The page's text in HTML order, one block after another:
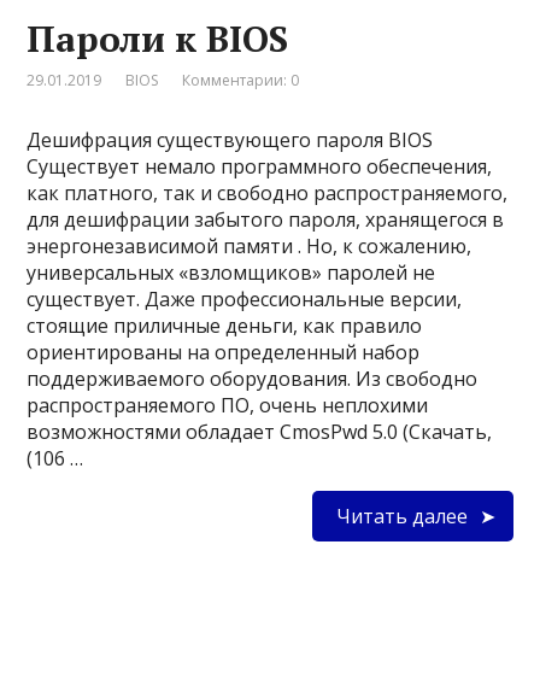
Пароли к BIOS
29.01.2019 BIOS Комментарии: 0
Дешифрация существующего пароля BIOS
Существует немало программного обеспечения,
как платного, так и свободно распространяемого,
для дешифрации забытого пароля, хранящегося в
энергонезависимой памяти . Но, к сожалению,
универсальных «взломщиков» паролей не
существует. Даже профессиональные версии,
стоящие приличные деньги, как правило
ориентированы на определенный набор
поддерживаемого оборудования. Из свободно
распространяемого ПО, очень неплохими
возможностями обладает CmosPwd 5.0 (Скачать,
(106 …
Читать далее